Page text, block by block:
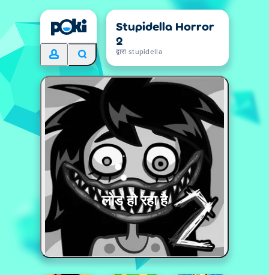
Stupidella Horror
2
द्वारा stupidella
लोड हो रहा है